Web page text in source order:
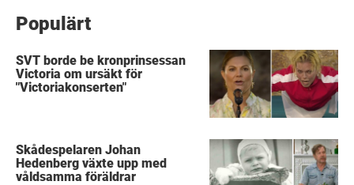
Populärt
SVT borde be kronprinsessan
Victoria om ursäkt för
"Victoriakonserten"
Skådespelaren Johan
Hedenberg växte upp med
våldsamma föräldrar